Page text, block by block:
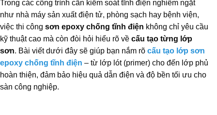
Trong các công trình cần kiểm soát tĩnh điện nghiêm ngặt
như nhà máy sản xuất điện tử, phòng sạch hay bệnh viện,
việc thi công sơn epoxy chống tĩnh điện không chỉ yêu cầu
kỹ thuật cao mà còn đòi hỏi hiểu rõ về cấu tạo từng lớp
sơn. Bài viết dưới đây sẽ giúp bạn nắm rõ cấu tạo lớp sơn
epoxy chống tĩnh điện – từ lớp lót (primer) cho đến lớp phủ
hoàn thiện, đảm bảo hiệu quả dẫn điện và độ bền tối ưu cho
sàn công nghiệp.